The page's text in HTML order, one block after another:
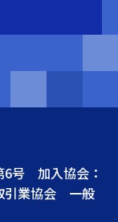
6号 加入協会：
引業協会 一般